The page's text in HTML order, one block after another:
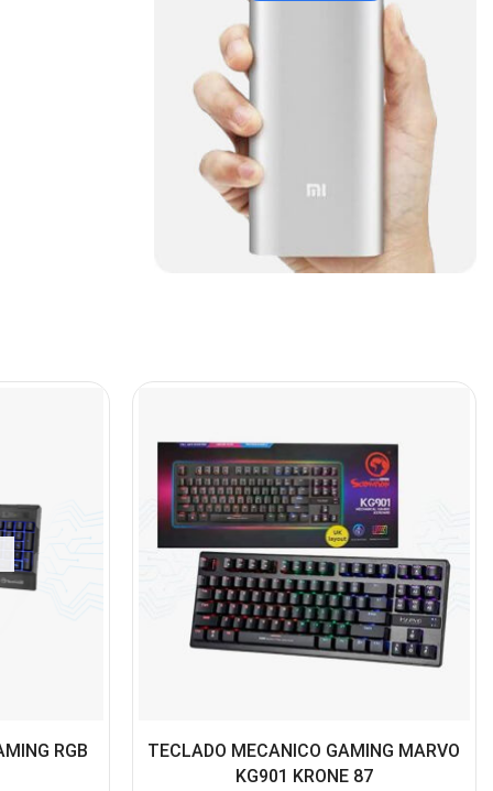
Cables De Audio
Cables De Impresora (10)
Cables De Poder
Cables de Red
Cables DVI (1)
Cables HDMI
Cables USB (36)
Cables y Adaptadores
Cables, adaptadores y
accesorios
(45)
Cámaras de Red (67)
Cámaras de Seguridad
(72)
Canon (23)
Cargadores (49)
RGB
TECLADO MECANICO GAMING MARVO
KG901 KRONE 87